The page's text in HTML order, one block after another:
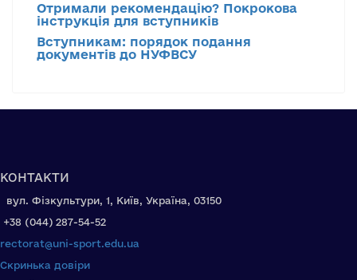
Отримали рекомендацію? Покрокова
інструкція для вступників
Вступникам: порядок подання
документів до НУФВСУ
КОНТАКТИ
вул. Фізкультури, 1, Київ, Україна, 03150
+38 (044) 287-54-52
rectorat@uni-sport.edu.ua
Скринька довіри